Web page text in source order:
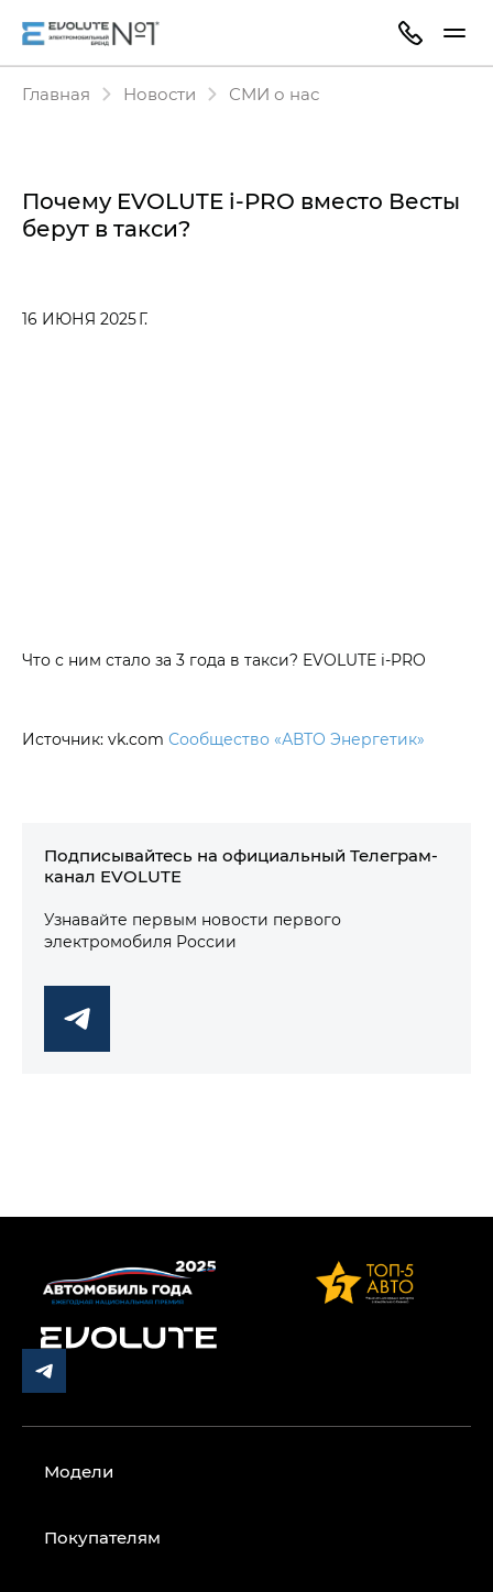
Главная Новости СМИ о нас
Почему EVOLUTE i‑PRO вместо Весты
берут в такси?
16 ИЮНЯ 2025 Г.
Что с ним стало за 3 года в такси? EVOLUTE i‑PRO
Источник: vk.com Сообщество «АВТО Энергетик»
Подписывайтесь на официальный Телеграм-
канал EVOLUTE
Узнавайте первым новости первого
электромобиля России
Модели
Покупателям